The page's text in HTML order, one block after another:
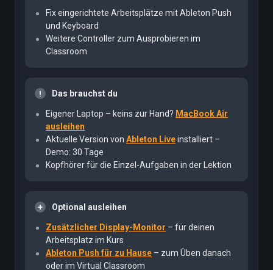
Fix eingerichtete Arbeitsplätze mit Ableton Push
und Keyboard
Weitere Controller zum Ausprobieren im
Classroom
Das brauchst du
Eigener Laptop – keins zur Hand? MacBook Air
ausleihen
Aktuelle Version von Ableton Liveinstalliert –
Demo: 30 Tage
Kopfhörer für die Einzel-Aufgaben in der Lektion
Optional ausleihen
Zusätzlicher Display-Monitor – für deinen
Arbeitsplatz im Kurs
Ableton Push für zu Hause – zum Üben danach
oder im Virtual Classroom